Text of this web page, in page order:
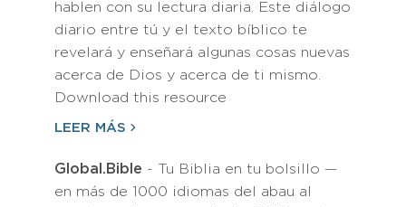
hablen con su lectura diaria. Este diálogo
diario entre tú y el texto bíblico te
revelará y enseñará algunas cosas nuevas
acerca de Dios y acerca de ti mismo.
Download this resource
LEER MÁS
Global.Bible - Tu Biblia en tu bolsillo —
en más de 1000 idiomas del abau al